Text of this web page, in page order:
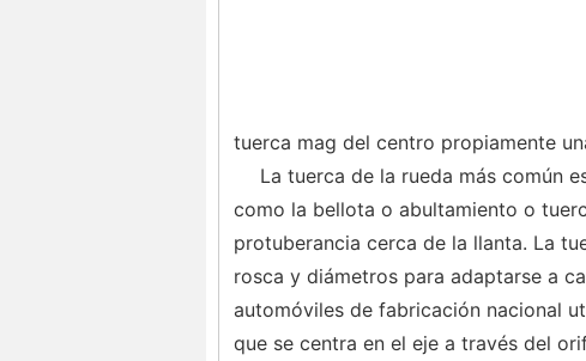
tuerca mag del centro propiamente
La tuerca de la rueda más común
como la bellota o abultamiento o
protuberancia cerca de la llanta. La
rosca y diámetros para adaptarse a
automóviles de fabricación nacional
que se centra en el eje a través del